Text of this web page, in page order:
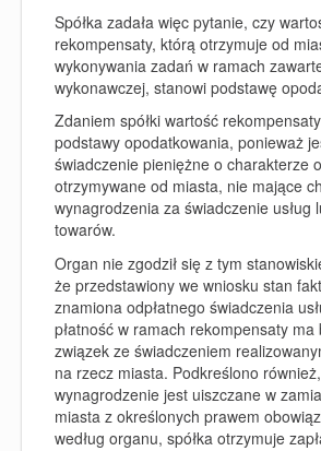
Spółka zadała więc pytanie, czy
rekompensaty, którą otrzymuje od
wykonywania zadań w ramach
wykonawczej, stanowi podstawę
Zdaniem spółki wartość
podstawy opodatkowania, ponieważ
świadczenie pieniężne o charakterze
otrzymywane od miasta, nie mające
wynagrodzenia za świadczenie usług
towarów.
Organ nie zgodził się z tym
że przedstawiony we wniosku stan
znamiona odpłatnego świadczenia
płatność w ramach rekompensaty
związek ze świadczeniem
na rzecz miasta. Podkreślono
wynagrodzenie jest uiszczane w
miasta z określonych prawem
według organu, spółka otrzymuje